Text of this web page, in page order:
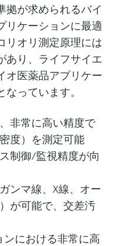
拠が求められるバイ
リケーションに最適
リオリ測定原理には
あり、ライフサイエ
オ医薬品アプリケー
っています。
非常に高い精度で
度）を測定可能
制御/監視精度が向
ンマ線、X線、オー
が可能で、交差汚
における非常に高